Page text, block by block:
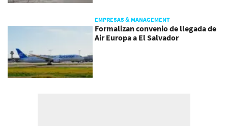
EMPRESAS & MANAGEMENT
Formalizan convenio de llegada de
Air Europa a El Salvador